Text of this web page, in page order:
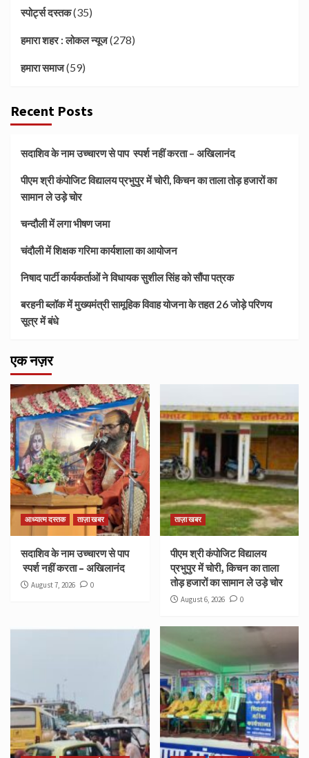
स्पोर्ट्स दस्तक(35)
हमारा शहर : लोकल न्यूज(278)
हमारा समाज(59)
Recent Posts
सदाशिव के नाम उच्चारण से पाप स्पर्श नहीं करता – अखिलानंद
पीएम श्री कंपोजिट विद्यालय प्रभुपुर में चोरी, किचन का ताला तोड़ हजारों का
सामान ले उड़े चोर
चन्दौली में लगा भीषण जमा
चंदौली में शिक्षक गरिमा कार्यशाला का आयोजन
निषाद पार्टी कार्यकर्ताओं ने विधायक सुशील सिंह को सौंपा पत्रक
बरहनी ब्लॉक में मुख्यमंत्री सामूहिक विवाह योजना के तहत 26 जोड़े परिणय
सूत्र में बंधे
एक नज़र
आध्यात्म दस्तक ताज़ा खबर
सदाशिव के नाम उच्चारण से पाप
स्पर्श नहीं करता – अखिलानंद
August 7, 2026 0
ताज़ा खबर
पीएम श्री कंपोजिट विद्यालय
प्रभुपुर में चोरी, किचन का ताला
तोड़ हजारों का सामान ले उड़े चोर
August 6, 2026 0